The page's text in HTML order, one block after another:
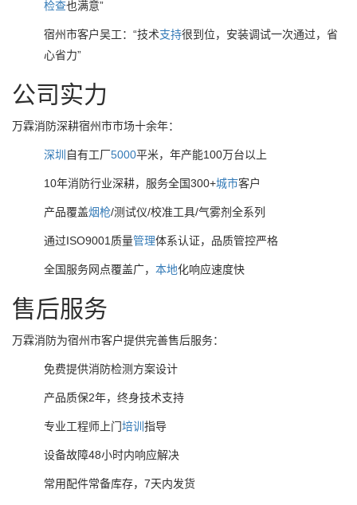
检查也满意”
宿州市客户吴工：“技术支持很到位，安装调试一次通过，省
心省力”
公司实力
万霖消防深耕宿州市市场十余年：
深圳 自有工厂5000平米，年产能100万台以上
10年消防行业深耕，服务全国300+城市客户
产品覆盖烟枪/测试仪/校准工具/气雾剂全系列
通过ISO9001质量管理体系认证，品质管控严格
全国服务网点覆盖广， 本地化响应速度快
售后服务
万霖消防为宿州市客户提供完善售后服务：
免费提供消防检测方案设计
产品质保2年，终身技术支持
专业工程师上门培训 指导
设备故障48小时内响应解决
常用配件常备库存，7天内发货